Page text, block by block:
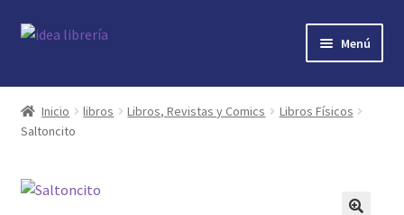
Ir
navegación
Ir
Menú
Inicio
contacto
libros
Inicio libros Libros, Revistas y Comics
Libros Físicos
Saltoncito